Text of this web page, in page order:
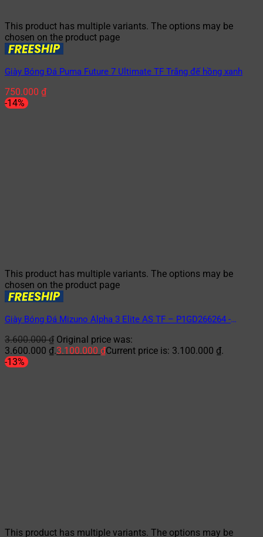
This product has multiple variants. The options may be
chosen on the product page
Giày Bóng Đá Puma Future 7 Ultimate TF Trắng đế hồng xanh
750.000 ₫
-14%
This product has multiple variants. The options may be
chosen on the product page
Giày Bóng Đá Mizuno Alpha 3 Elite AS TF – P1GD266264 -
3.600.000₫ Original price was:
3.600.000 ₫.3.100.000 ₫Current price is: 3.100.000 ₫.
-13%
This product has multiple variants. The options may be